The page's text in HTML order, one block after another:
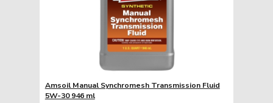
Amsoil Manual Synchromesh Transmission Fluid
5W-30 946 ml